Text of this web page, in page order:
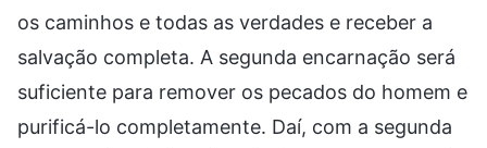
os caminhos e todas as verdades e receber a
salvação completa. A segunda encarnação será
suficiente para remover os pecados do homem e
purificá-lo completamente. Daí, com a segunda